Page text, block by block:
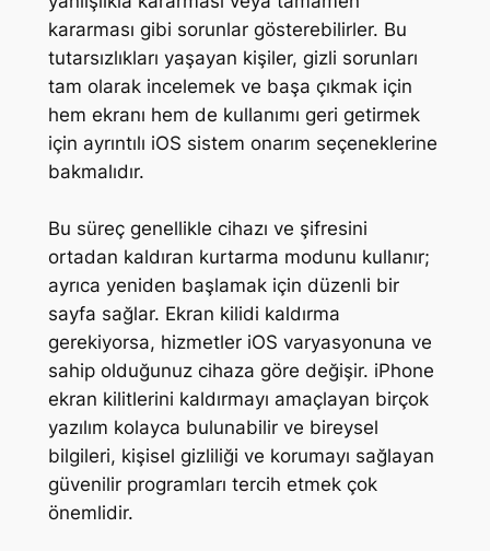
kararması gibi sorunlar gösterebilirler. Bu
tutarsızlıkları yaşayan kişiler, gizli sorunları
tam olarak incelemek ve başa çıkmak için
hem ekranı hem de kullanımı geri getirmek
için ayrıntılı iOS sistem onarım seçeneklerine
bakmalıdır.
Bu süreç genellikle cihazı ve şifresini
ortadan kaldıran kurtarma modunu kullanır;
ayrıca yeniden başlamak için düzenli bir
sayfa sağlar. Ekran kilidi kaldırma
gerekiyorsa, hizmetler iOS varyasyonuna ve
sahip olduğunuz cihaza göre değişir. iPhone
ekran kilitlerini kaldırmayı amaçlayan birçok
yazılım kolayca bulunabilir ve bireysel
bilgileri, kişisel gizliliği ve korumayı sağlayan
güvenilir programları tercih etmek çok
önemlidir.